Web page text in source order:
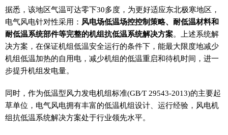
据悉，该地区气温可达零下30多度，为更好适应东北极寒地区，
电气风电针对性采用： 风电场低温场控控制策略、耐低温材料和
耐低温系统部件等完整的机组抗低温系统解决方案。上述系统解
决方案，在保证机组低温安全运行的条件下，能最大限度地减少
机组低温加热的自用电，减少机组的低温重启和待机时间，进一
步提升机组发电量。
同时，作为低温型风力发电机组标准(GB∕T 29543-2013)的主要起
草单位，电气风电拥有丰富的低温机组设计、运行经验，风电机
组抗低温系统解决方案处于行业领先水平。